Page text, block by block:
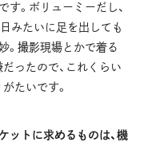
。ボリューミーだし、
みたいに足を出しても
。撮影現場とかで着る
ったので、これくらい
たいです。
ットに求めるものは、機